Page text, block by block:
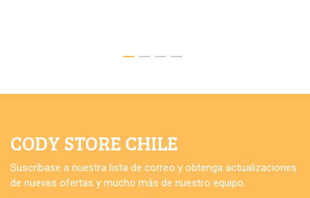
CODY STORE CHILE
Suscríbase a nuestra lista de correo y obtenga actualizaciones
de nuevas ofertas y mucho más de nuestro equipo.